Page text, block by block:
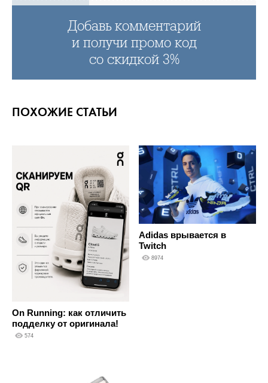
Добавь комментарий
и получи промо код
со скидкой 3%
ПОХОЖИЕ СТАТЬИ
On Running: как отличить
подделку от оригинала!
574
Adidas врывается в
Twitch
8974